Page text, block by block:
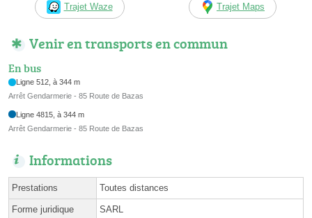
Trajet Waze Trajet Maps
Venir en transports en commun
En bus
Ligne 512, à 344 m
Arrêt Gendarmerie - 85 Route de Bazas
Ligne 4815, à 344 m
Arrêt Gendarmerie - 85 Route de Bazas
Informations
Prestations Toutes distances
Forme juridique SARL